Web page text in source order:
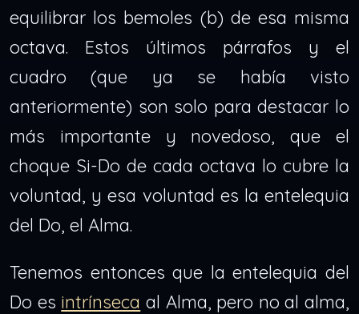
equilibrar los bemoles (b) de esa misma
octava. Estos últimos párrafos y el
cuadro (que ya se había visto
anteriormente) son solo para destacar lo
más importante y novedoso, que el
choque Si-Do de cada octava lo cubre la
voluntad, y esa voluntad es la entelequia
del Do, el Alma.
Tenemos entonces que la entelequia del
Do es intrínseca al Alma, pero no al alma,